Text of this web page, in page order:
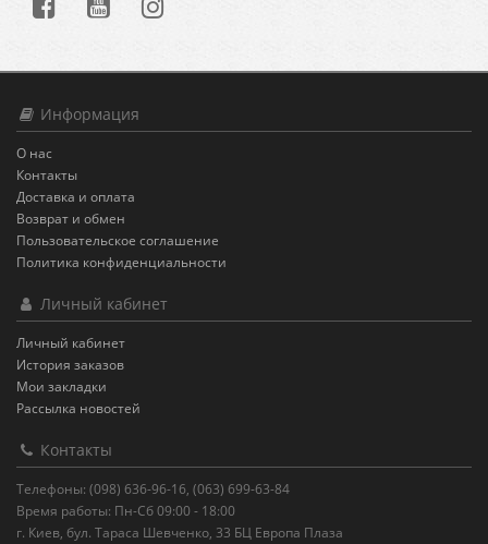
Информация
О нас
Контакты
Доставка и оплата
Возврат и обмен
Пользовательское соглашение
Политика конфиденциальности
Личный кабинет
Личный кабинет
История заказов
Мои закладки
Рассылка новостей
Контакты
Телефоны: (098) 636-96-16, (063) 699-63-84
Время работы: Пн-Сб 09:00 - 18:00
г. Киев, бул. Тараса Шевченко, 33 БЦ Европа Плаза